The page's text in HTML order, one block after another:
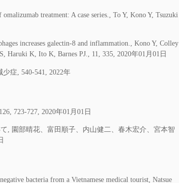
treatment: A case series., To Y, Kono Y, Tsuzuki
increases galectin-8 and inflammation., Kono Y, Colley
Haruki K, Ito K, Barnes PJ., 11, 335, 2020年01月01日
症, 540-541, 2022年
723-727, 2020年01月01日
, 園部晴花、富田順子、内山健二、春木宏介、宮本智
bacteria from a Vietnamese medical tourist, Natsue